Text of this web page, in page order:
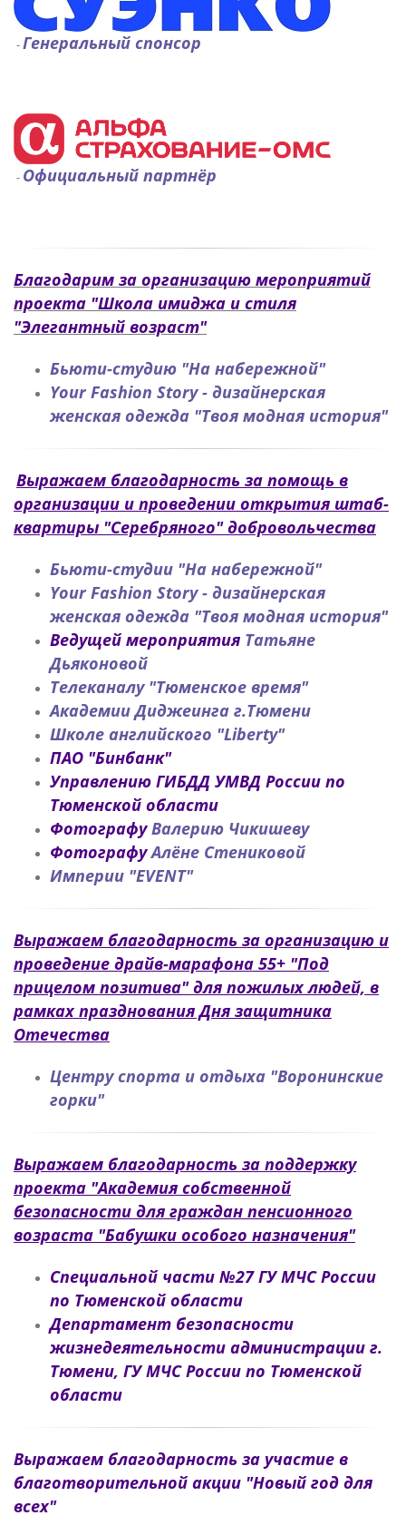
-Генеральный спонсор
- Официальный партнёр
Благодарим за организацию мероприятий
проекта "Школа имиджа и стиля
"Элегантный возраст"
Бьюти-студию "На набережной"
Your Fashion Story - дизайнерская
женская одежда "Твоя модная история"
Выражаем благодарность за помощь в
организации и проведении открытия штаб-
квартиры "Серебряного" добровольчества
Бьюти-студии "На набережной"
Your Fashion Story - дизайнерская
женская одежда "Твоя модная история"
Ведущей мероприятия Татьяне
Дьяконовой
Телеканалу "Тюменское время"
Академии Диджеинга г.Тюмени
Школе английского "Liberty"
ПАО "Бинбанк"
Управлению ГИБДД УМВД России по
Тюменской области
ФотографуВалерию Чикишеву
ФотографуАлёне Стениковой
Империи "EVENT"
Выражаем благодарность за организацию и
проведение драйв-марафона 55+ "Под
прицелом позитива" для пожилых людей, в
рамках празднования Дня защитника
Отечества
Центру спорта и отдыха "Воронинские
горки"
Выражаем благодарность за поддержку
проекта "Академия собственной
безопасности для граждан пенсионного
возраста "Бабушки особого назначения"
Специальной части №27 ГУ МЧС России
по Тюменской области
Департамент безопасности
жизнедеятельности администрации г.
Тюмени, ГУ МЧС России по Тюменской
области
Выражаем благодарность за участие в
благотворительной акции "Новый год для
всех"